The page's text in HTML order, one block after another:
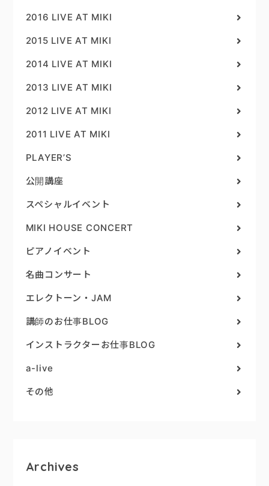
2016 LIVE AT MIKI
2015 LIVE AT MIKI
2014 LIVE AT MIKI
2013 LIVE AT MIKI
2012 LIVE AT MIKI
2011 LIVE AT MIKI
PLAYER’S
公開講座
スペシャルイベント
MIKI HOUSE CONCERT
ピアノイベント
名曲コンサート
エレクトーン・JAM
講師のお仕事BLOG
インストラクターお仕事BLOG
a-live
その他
Archives